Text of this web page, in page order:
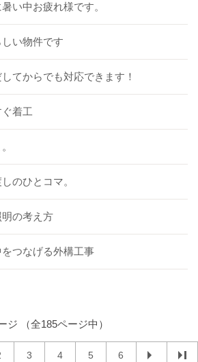
い中お疲れ様です。
い物件です
てからでも対応できます！
ぐ着工
のひとコマ。
明の考え方
つなげる外構工事
ジ （全185ページ中）
3 4 5 6